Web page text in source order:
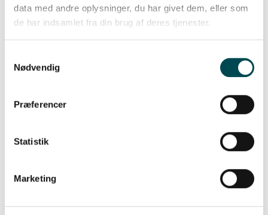
data med andre oplysninger, du har givet dem, eller som
de har indsamlet fra din brug af deres tjenester.
Nødvendig
Præferencer
Statistik
Marketing